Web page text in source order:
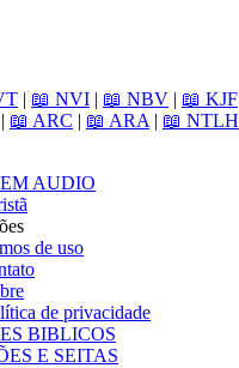
| 📖 NVI | 📖 NBV | 📖 KJF
| 📖 ARC | 📖 ARA | 📖 NTLH
AUDIO
de uso
de privacidade
BIBLICOS
E SEITAS